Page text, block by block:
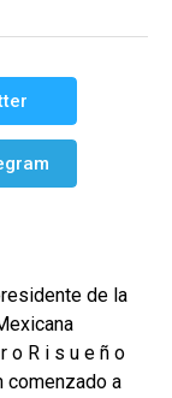
de la
o R i s u e ñ o
comenzado a